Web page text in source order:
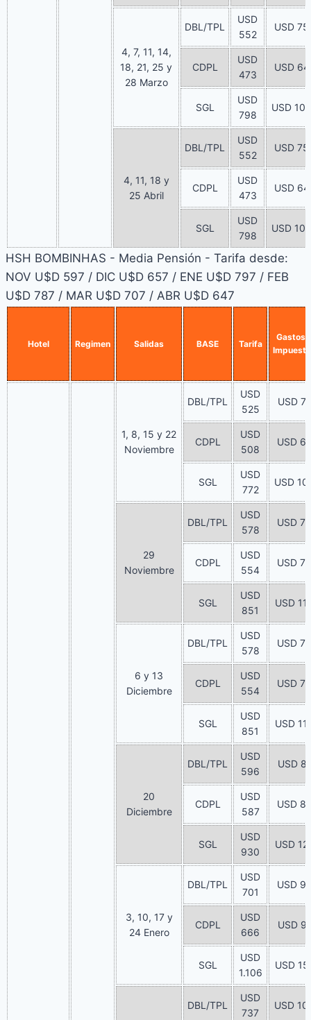
4, 7, 11, 14,
18, 21, 25 y
28 Marzo
DBL/TPL
USD
552
USD 75
CDPL
USD
473
USD 64
SGL
USD
798
USD 109
4, 11, 18 y
25 Abril
DBL/TPL
USD
552
USD 75
CDPL
USD
473
USD 64
SGL
USD
798
USD 109
HSH BOMBINHAS - Media Pensión - Tarifa desde:
NOV U$D 597 / DIC U$D 657 / ENE U$D 797 / FEB
U$D 787 / MAR U$D 707 / ABR U$D 647
Hotel Regimen Salidas BASE Tarifa
Gastos
1, 8, 15 y 22
Noviembre
DBL/TPL
USD
525
USD 72
CDPL
USD
508
USD
SGL
USD
772
USD
29
Noviembre
DBL/TPL
USD
578
USD 79
CDPL
USD
554
USD 76
SGL
USD
851
USD
6 y 13
Diciembre
DBL/TPL
USD
578
USD 79
CDPL
USD
554
USD 76
SGL
USD
851
USD
20
Diciembre
DBL/TPL
USD
596
USD 81
CDPL
USD
587
USD
SGL
USD
930
USD
3, 10, 17 y
24 Enero
DBL/TPL
USD
701
USD
CDPL
USD
666
USD 91
SGL
USD
1.106
USD
DBL/TPL
USD
737
USD